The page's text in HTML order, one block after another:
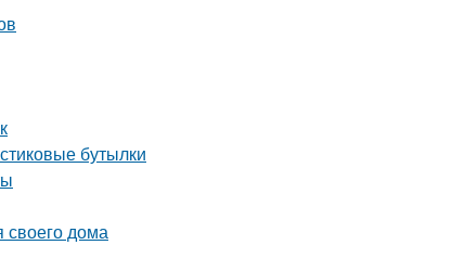
бутылки
своего дома